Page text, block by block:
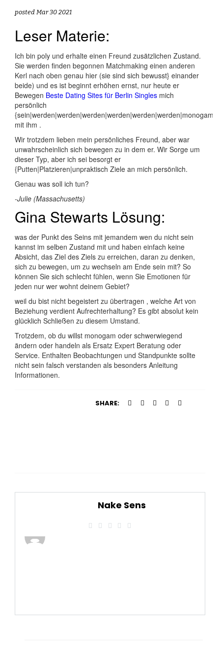
posted Mar 30 2021
Leser Materie:
Ich bin poly und erhalte einen Freund zusätzlichen Zustand.
Sie werden finden begonnen Matchmaking einen anderen
Kerl nach oben genau hier (sie sind sich bewusst} einander
beide) und es ist beginnt erhöhen ernst, nur heute er
Bewegen Beste Dating Sites für Berlin Singles mich
persönlich
{sein|werden|werden|werden|werden|werden|werden|monogam
mit ihm .
Wir trotzdem lieben mein persönliches Freund, aber war
unwahrscheinlich sich bewegen zu in dem er. Wir Sorge um
dieser Typ, aber ich sei besorgt er
{Putten|Platzieren|unpraktisch Ziele an mich persönlich.
Genau was soll ich tun?
-Julie (Massachusetts)
Gina Stewarts Lösung:
was der Punkt des Seins mit jemandem wen du nicht sein
kannst im selben Zustand mit und haben einfach keine
Absicht, das Ziel des Ziels zu erreichen, daran zu denken,
sich zu bewegen, um zu wechseln am Ende sein mit? So
können Sie sich schlecht fühlen, wenn Sie Emotionen für
jeden nur wer wohnt deinem Gebiet?
weil du bist nicht begeistert zu übertragen , welche Art von
Beziehung verdient Aufrechterhaltung? Es gibt absolut kein
glücklich Schließen zu diesem Umstand.
Trotzdem, ob du willst monogam oder schwerwiegend
ändern oder handeln als Ersatz Expert Beratung oder
Service. Enthalten Beobachtungen und Standpunkte sollte
nicht sein falsch verstanden als besonders Anleitung
Informationen.
SHARE:
Nake Sens